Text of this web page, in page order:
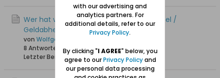
Wer hat weitere Tipps zum Bargeldwechsel /
Geldabheben / Bezahlen
von Wolfgang
8 Antworten
8.997 Hits0 Likes
Letzter Beitrag29.08.2024, 21:03
with our advertising and
analytics partners. For
additional details, refer to our
Privacy Policy.
By clicking "I AGREE" below, you
agree to ourPrivacy Policyand
our personal data processing